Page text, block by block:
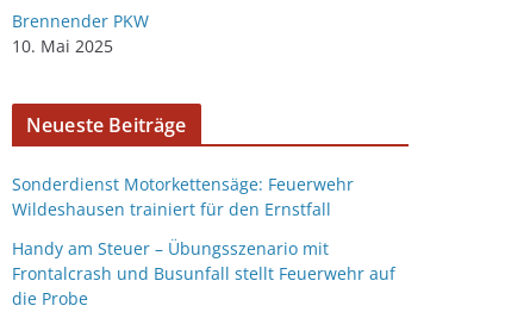
Brennender PKW
10. Mai 2025
Neueste Beiträge
Sonderdienst Motorkettensäge: Feuerwehr
Wildeshausen trainiert für den Ernstfall
Handy am Steuer – Übungsszenario mit
Frontalcrash und Busunfall stellt Feuerwehr auf
die Probe